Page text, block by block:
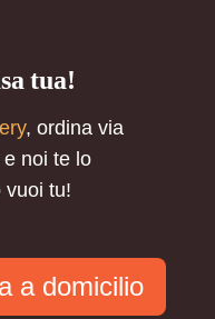
tua!
, ordina via
noi te lo
vuoi tu!
a domicilio